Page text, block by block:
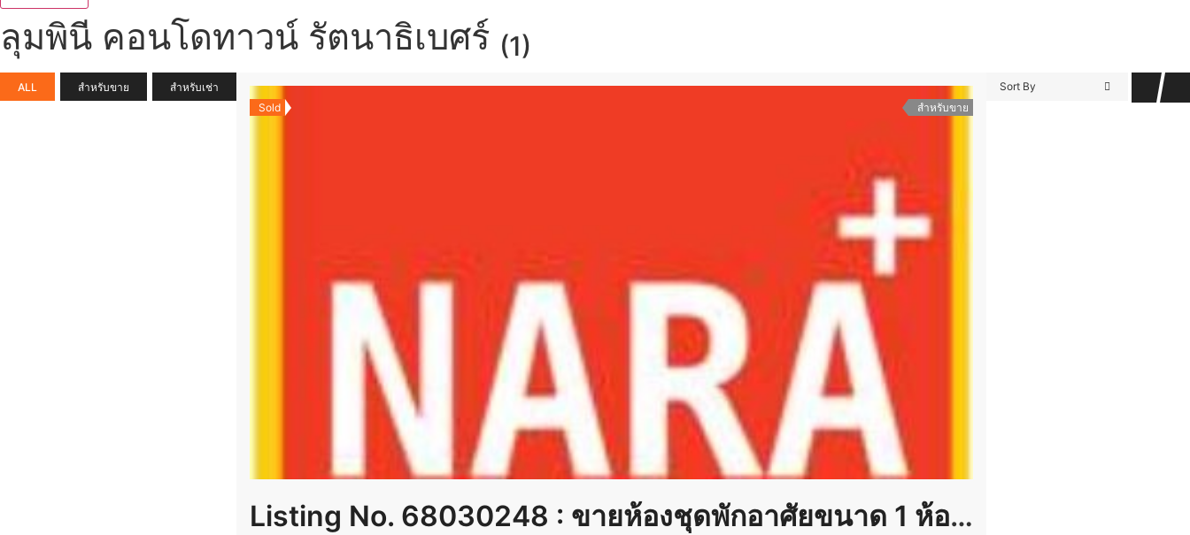
ลุมพินี คอนโดทาวน์ รัตนาธิเบศร์ (1)
ALL สำหรับขาย สำหรับเช่า
Sort By
Sold
สำหรับขาย
Listing No. 68030248 : ขายห้องชุดพักอาศัยขนาด 1 ห้องนอน พื้นที่ 28.32 ตร.ม.โครงการ ลุมพินี คอนโดทาวน์ รัตนาธิเบศร์ ห้องดีราคาถูก กระเป๋าใบเดียวเข้าอยู่ได้เลย